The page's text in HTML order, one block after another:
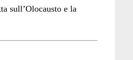
sull’Olocausto e la